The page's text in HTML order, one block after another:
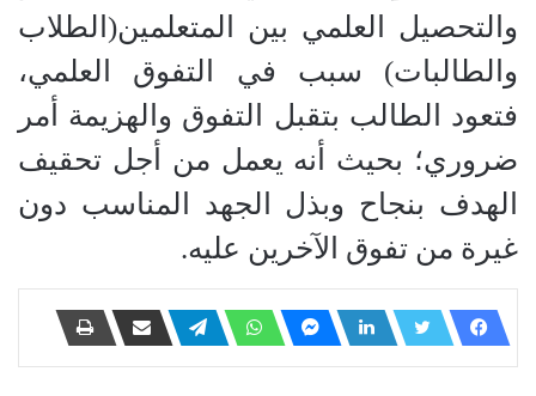
والتحصيل العلمي بين المتعلمين(الطلاب
والطالبات) سبب في التفوق العلمي،
فتعود الطالب بتقبل التفوق والهزيمة أمر
ضروري؛ بحيث أنه يعمل من أجل تحقيف
الهدف بنجاح وبذل الجهد المناسب دون
غيرة من تفوق الآخرين عليه.